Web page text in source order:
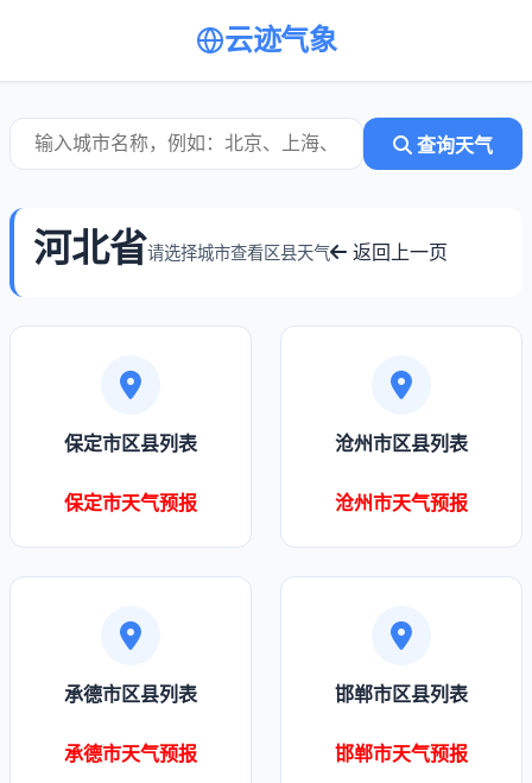
云迹气象
查询天气
河北省请选择城市查看区县天气 返回上一页
保定市区县列表
保定市天气预报
沧州市区县列表
沧州市天气预报
承德市区县列表
承德市天气预报
邯郸市区县列表
邯郸市天气预报